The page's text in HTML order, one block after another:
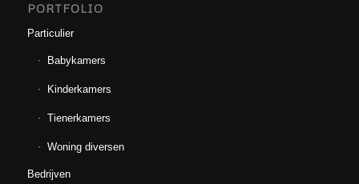
PORTFOLIO
Particulier
Babykamers
Kinderkamers
Tienerkamers
Woning diversen
Bedrijven